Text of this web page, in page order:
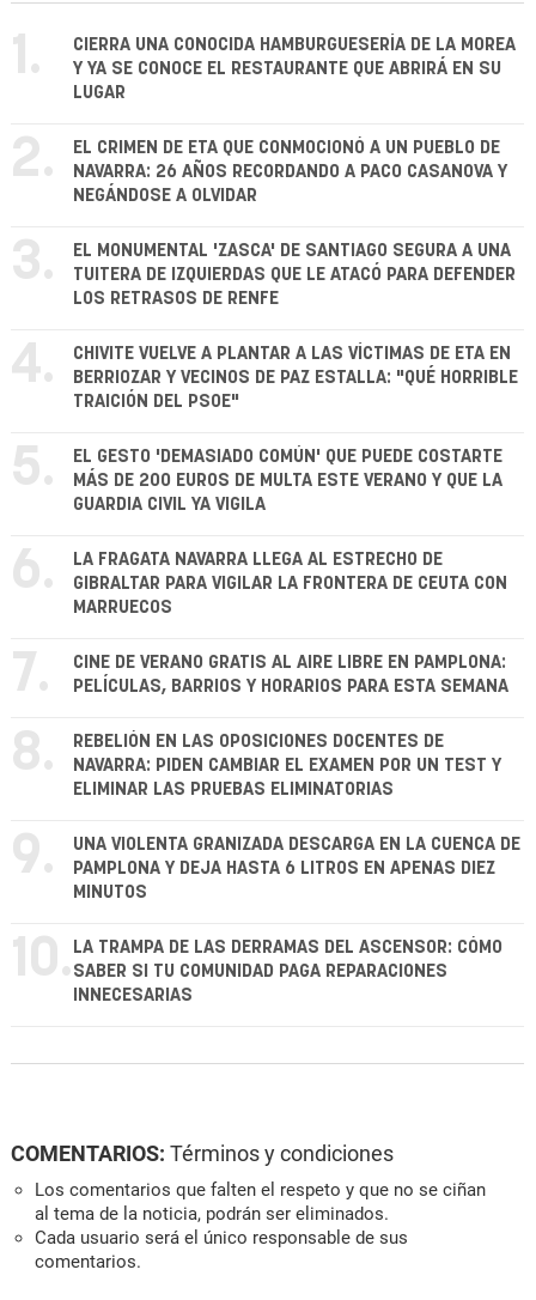
1.
CIERRA UNA CONOCIDA HAMBURGUESERÍA DE LA MOREA
Y YA SE CONOCE EL RESTAURANTE QUE ABRIRÁ EN SU
LUGAR
2.
EL CRIMEN DE ETA QUE CONMOCIONÓ A UN PUEBLO DE
NAVARRA: 26 AÑOS RECORDANDO A PACO CASANOVA Y
NEGÁNDOSE A OLVIDAR
3.
EL MONUMENTAL 'ZASCA' DE SANTIAGO SEGURA A UNA
TUITERA DE IZQUIERDAS QUE LE ATACÓ PARA DEFENDER
LOS RETRASOS DE RENFE
4.
CHIVITE VUELVE A PLANTAR A LAS VÍCTIMAS DE ETA EN
BERRIOZAR Y VECINOS DE PAZ ESTALLA: "QUÉ HORRIBLE
TRAICIÓN DEL PSOE"
5.
EL GESTO 'DEMASIADO COMÚN' QUE PUEDE COSTARTE
MÁS DE 200 EUROS DE MULTA ESTE VERANO Y QUE LA
GUARDIA CIVIL YA VIGILA
6.
LA FRAGATA NAVARRA LLEGA AL ESTRECHO DE
GIBRALTAR PARA VIGILAR LA FRONTERA DE CEUTA CON
MARRUECOS
7.
CINE DE VERANO GRATIS AL AIRE LIBRE EN PAMPLONA:
PELÍCULAS, BARRIOS Y HORARIOS PARA ESTA SEMANA
8.
REBELIÓN EN LAS OPOSICIONES DOCENTES DE
NAVARRA: PIDEN CAMBIAR EL EXAMEN POR UN TEST Y
ELIMINAR LAS PRUEBAS ELIMINATORIAS
9.
UNA VIOLENTA GRANIZADA DESCARGA EN LA CUENCA DE
PAMPLONA Y DEJA HASTA 6 LITROS EN APENAS DIEZ
MINUTOS
10. LA TRAMPA DE LAS DERRAMAS DEL ASCENSOR: CÓMO
SABER SI TU COMUNIDAD PAGA REPARACIONES
INNECESARIAS
COMENTARIOS: Términos y condiciones
Los comentarios que falten el respeto y que no se ciñan
al tema de la noticia, podrán ser eliminados.
Cada usuario será el único responsable de sus
comentarios.